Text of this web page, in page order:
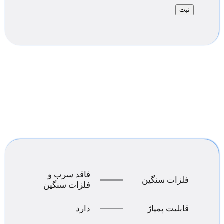
فلزات سنگین
فاقد سرب و
فلزات سنگین
قابلیت پمپاژ دارد